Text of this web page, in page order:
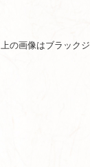
の画像はブラックジ